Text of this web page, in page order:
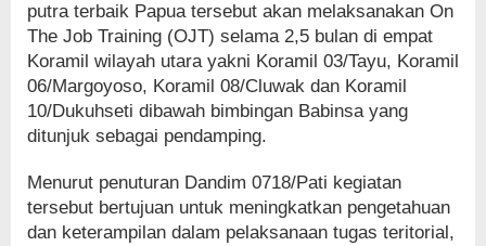
putra terbaik Papua tersebut akan melaksanakan On
The Job Training (OJT) selama 2,5 bulan di empat
Koramil wilayah utara yakni Koramil 03/Tayu, Koramil
06/Margoyoso, Koramil 08/Cluwak dan Koramil
10/Dukuhseti dibawah bimbingan Babinsa yang
ditunjuk sebagai pendamping.
Menurut penuturan Dandim 0718/Pati kegiatan
tersebut bertujuan untuk meningkatkan pengetahuan
dan keterampilan dalam pelaksanaan tugas teritorial,